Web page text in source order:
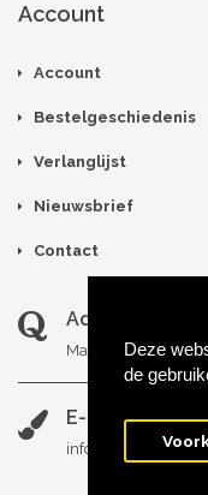
Deze
de
Account
Account
Bestelgeschiedenis
Verlanglijst
Nieuwsbrief
Contact
Adres
Maria van
E-mail
info@anchillique.nl